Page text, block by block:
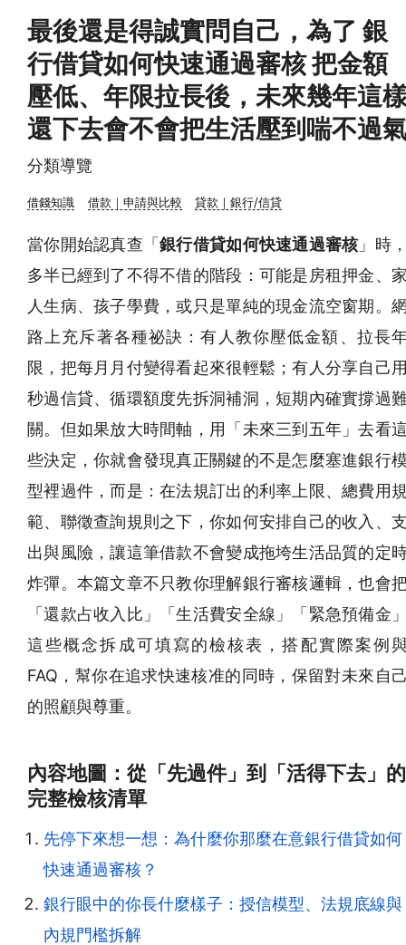
最後還是得誠實問自己，為了 銀
行借貸如何快速通過審核 把金額
壓低、年限拉長後，未來幾年這
還下去會不會把生活壓到喘不過
分類導覽
借錢知識 借款｜申請與比較 貸款｜銀行/信貸
當你開始認真查「銀行借貸如何快速通過審核」時
多半已經到了不得不借的階段：可能是房租押金、
人生病、孩子學費，或只是單純的現金流空窗期。
路上充斥著各種祕訣：有人教你壓低金額、拉長
限，把每月月付變得看起來很輕鬆；有人分享自己
秒過信貸、循環額度先拆洞補洞，短期內確實撐過
關。但如果放大時間軸，用「未來三到五年」去看
些決定，你就會發現真正關鍵的不是怎麼塞進銀行
型裡過件，而是：在法規訂出的利率上限、總費用
範、聯徵查詢規則之下，你如何安排自己的收入、
出與風險，讓這筆借款不會變成拖垮生活品質的定
炸彈。本篇文章不只教你理解銀行審核邏輯，也會
「還款占收入比」「生活費安全線」「緊急預備金
這些概念拆成可填寫的檢核表，搭配實際案例
FAQ，幫你在追求快速核准的同時，保留對未來自
的照顧與尊重。
內容地圖：從「先過件」到「活得下去」的
完整檢核清單
先停下來想一想：為什麼你那麼在意銀行借貸如何
快速通過審核？
銀行眼中的你長什麼樣子：授信模型、法規底線與
內規門檻拆解